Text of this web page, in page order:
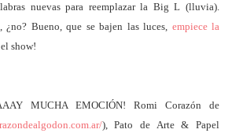
nuevas para reemplazar la Big L (lluvia).
¿no? Bueno, que se bajen las luces, empiece la
show!
MUCHA EMOCIÓN! Romi Corazón de
), Pato de Arte & Papel